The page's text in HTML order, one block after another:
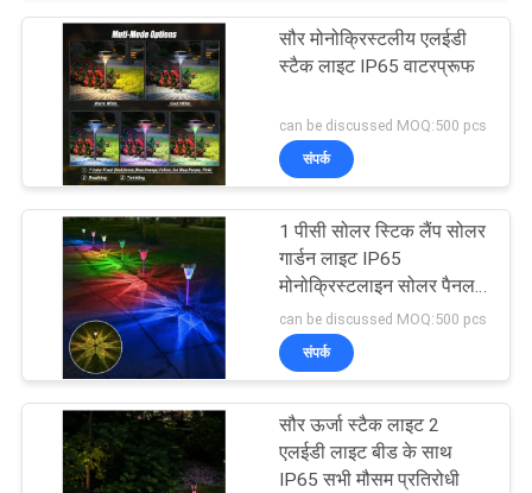
समाचार
मामलों
एक
उद्धरण
विनती
ONLINE
SHOP
सौर सड़क निर्माता
65
सोलर डॉक लाइट
209
सौर मोनोक्रिस्टलीय एलईडी
स्टैक लाइट IP65 वाटरप्रूफ
can be discussed MOQ:500 pcs
संपर्क
1 पीसी सोलर स्टिक लैंप सोलर
गार्डन लाइट IP65
मोनोक्रिस्टलाइन सोलर पैनल
के साथ जलरोधक
can be discussed MOQ:500 pcs
संपर्क
सौर ऊर्जा स्टैक लाइट 2
एलईडी लाइट बीड के साथ
IP65 सभी मौसम प्रतिरोधी